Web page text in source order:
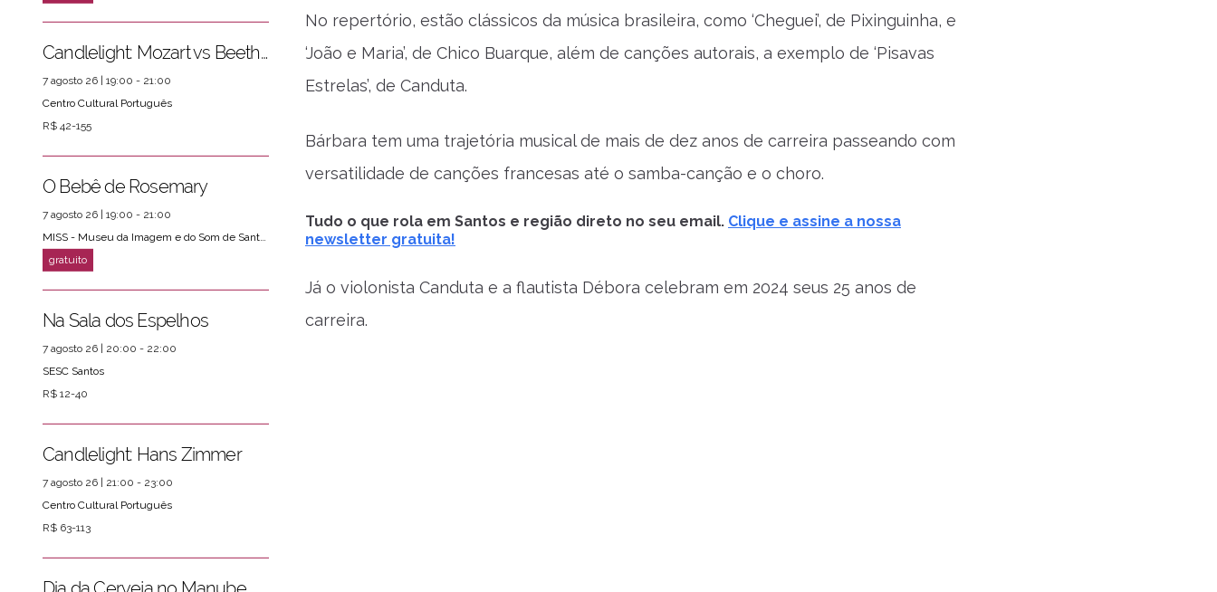
No repertório, estão clássicos da música brasileira, como ‘Cheguei’, de Pixinguinha, e
‘João e Maria’, de Chico Buarque, além de canções autorais, a exemplo de ‘Pisavas
Estrelas’, de Canduta.
Bárbara tem uma trajetória musical de mais de dez anos de carreira passeando com
versatilidade de canções francesas até o samba-canção e o choro.
Tudo o que rola em Santos e região direto no seu email. Clique e assine a nossa
newsletter gratuita!
Já o violonista Canduta e a flautista Débora celebram em 2024 seus 25 anos de
carreira.
PRÓXIMOS EVENTOS
Candlelight: Mozart vs Beethoven
7 agosto 26 | 19:00 - 21:00
Centro Cultural Português
R$ 42-155
O Bebê de Rosemary
7 agosto 26 | 19:00 - 21:00
MISS - Museu da Imagem e do Som de Santos
Na Sala dos Espelhos
7 agosto 26 | 20:00 - 22:00
SESC Santos
R$ 12-40
Candlelight: Hans Zimmer
7 agosto 26 | 21:00 - 23:00
Centro Cultural Português
R$ 63-113